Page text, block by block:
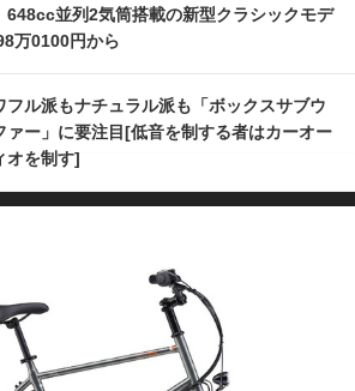
648cc並列2気筒搭載の新型クラシックモデ
万0100円から
フル派もナチュラル派も「ボックスサブウ
ァー」に要注目[低音を制する者はカーオー
オを制す]